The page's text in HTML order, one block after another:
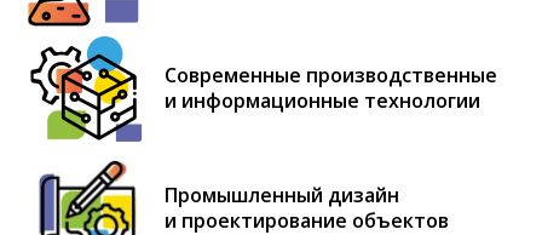
Современные производственные
и информационные технологии
Промышленный дизайн
и проектирование объектов